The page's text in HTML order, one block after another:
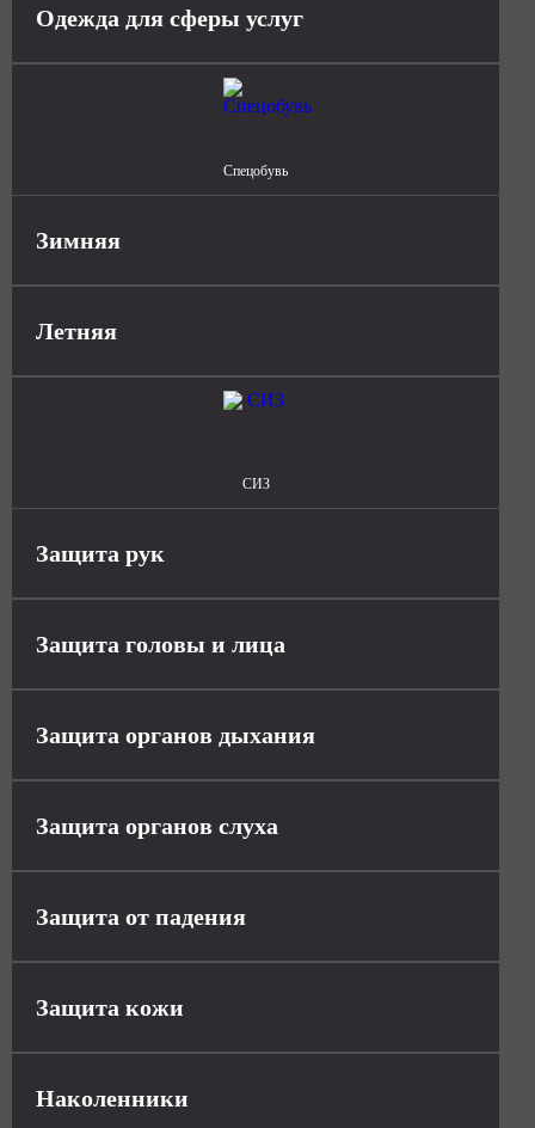
Одежда для сферы услуг
Спецобувь
Зимняя
Летняя
СИЗ
Защита рук
Защита головы и лица
Защита органов дыхания
Защита органов слуха
Защита от падения
Защита кожи
Наколенники